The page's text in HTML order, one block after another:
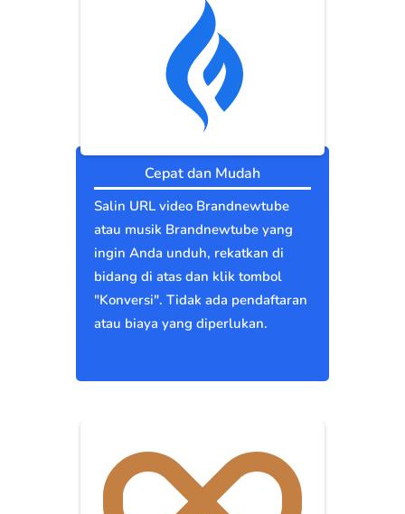
Cepat dan Mudah
Salin URL video Brandnewtube
atau musik Brandnewtube yang
ingin Anda unduh, rekatkan di
bidang di atas dan klik tombol
"Konversi". Tidak ada pendaftaran
atau biaya yang diperlukan.